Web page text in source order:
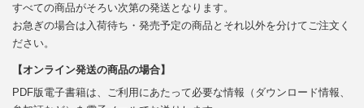
すべての商品がそろい次第の発送となります。
お急ぎの場合は入荷待ち・発売予定の商品とそれ以外を分けてご注文く
ださい。
【オンライン発送の商品の場合】
PDF版電子書籍は、ご利用にあたって必要な情報（ダウンロード情報、